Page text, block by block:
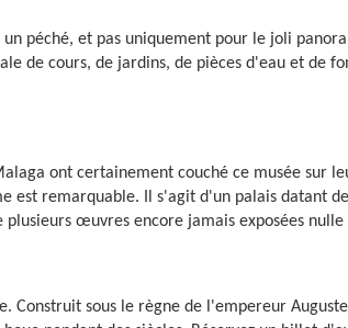
péché, et pas uniquement pour le joli
de cours, de jardins, de pièces d'eau et de
ont certainement couché ce musée sur
est remarquable. Il s'agit d'un palais datant
œuvres encore jamais exposées nulle
Construit sous le règne de l'empereur